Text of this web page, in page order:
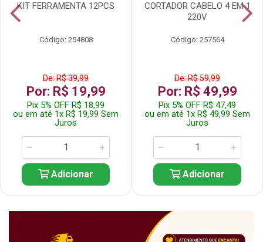
KIT FERRAMENTA 12PCS
Código: 254808
De: R$ 39,99
Por: R$ 19,99
Pix 5% OFF R$ 18,99
ou em até 1x R$ 19,99 Sem
Juros
Adicionar
CORTADOR CABELO 4 EM 1
220V
Código: 257564
De: R$ 59,99
Por: R$ 49,99
Pix 5% OFF R$ 47,49
ou em até 1x R$ 49,99 Sem
Juros
Adicionar